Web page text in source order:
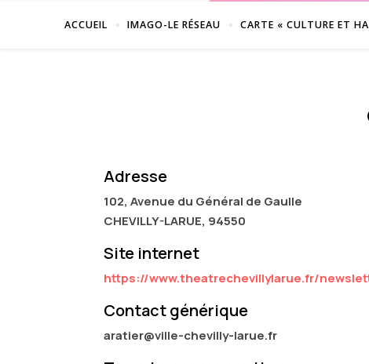
ACCUEIL IMAGO-LE RÉSEAU CARTE « CULTURE ET
Adresse
102, Avenue du Général de Gaulle
CHEVILLY-LARUE, 94550
Site internet
https://www.theatrechevillylarue.fr/
Contact générique
aratier@ville-chevilly-larue.fr